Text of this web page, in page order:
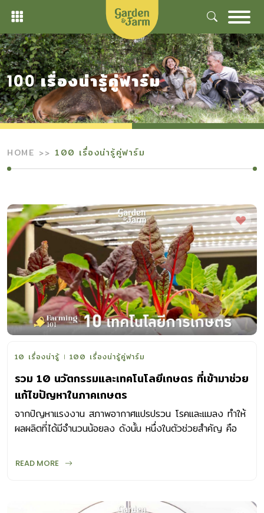
Skip
content
100 เรื่องน่ารู้คู่ฟาร์ม
HOME 100 เรื่องน่ารู้คู่ฟาร์ม
10 เรื่องน่ารู้ 100 เรื่องน่ารู้คู่ฟาร์ม
รวม 10 นวัตกรรมและเทคโนโลยีเกษตร ที่เข้ามาช่วย
แก้ไขปัญหาในภาคเกษตร
จากปัญหาแรงงาน สภาพอากาศแปรปรวน โรคและแมลง ทำให้
ผลผลิตที่ได้มีจำนวนน้อยลง ดังนั้น หนึ่งในตัวช่วยสำคัญ คือ
READ MORE